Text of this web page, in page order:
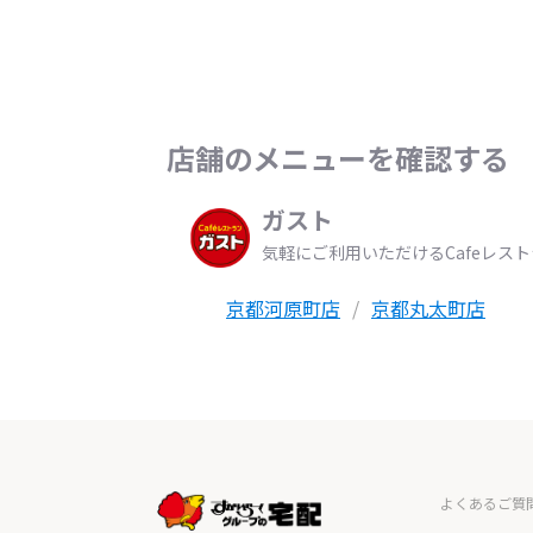
店舗のメニューを確認する
ガスト
気軽にご利用いただけるCafeレス
京都河原町店 京都丸太町店
よくあるご質